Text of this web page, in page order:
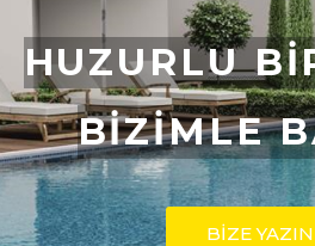
BİZİMLE
BİZE YAZIN
HUZURLU